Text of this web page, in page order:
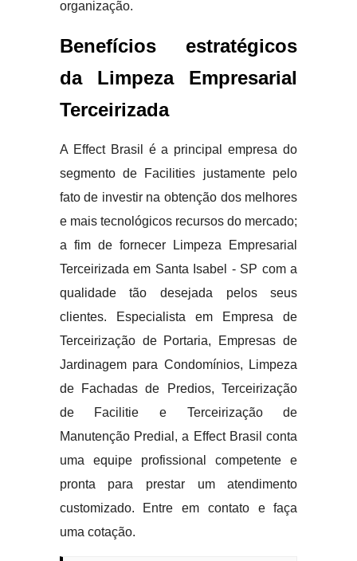
organização.
Benefícios estratégicos
da Limpeza Empresarial
Terceirizada
A Effect Brasil é a principal empresa do
segmento de Facilities justamente pelo
fato de investir na obtenção dos melhores
e mais tecnológicos recursos do mercado;
a fim de fornecer Limpeza Empresarial
Terceirizada em Santa Isabel - SP com a
qualidade tão desejada pelos seus
clientes. Especialista em Empresa de
Terceirização de Portaria, Empresas de
Jardinagem para Condomínios, Limpeza
de Fachadas de Predios, Terceirização
de Facilitie e Terceirização de
Manutenção Predial, a Effect Brasil conta
uma equipe profissional competente e
pronta para prestar um atendimento
customizado. Entre em contato e faça
uma cotação.